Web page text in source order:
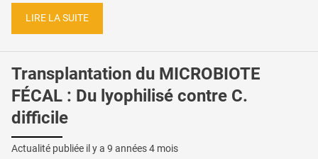
LIRE LA SUITE
Transplantation du MICROBIOTE
FÉCAL : Du lyophilisé contre C.
difficile
Actualité publiée il y a 9 années 4 mois